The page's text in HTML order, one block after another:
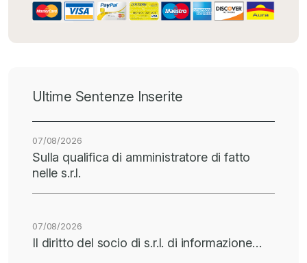
Ultime Sentenze Inserite
07/08/2026
Sulla qualifica di amministratore di fatto
nelle s.r.l.
07/08/2026
Il diritto del socio di s.r.l. di informazione…